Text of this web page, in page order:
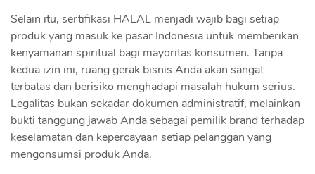
Selain itu, sertifikasi HALAL menjadi wajib bagi setiap
produk yang masuk ke pasar Indonesia untuk memberikan
kenyamanan spiritual bagi mayoritas konsumen. Tanpa
kedua izin ini, ruang gerak bisnis Anda akan sangat
terbatas dan berisiko menghadapi masalah hukum serius.
Legalitas bukan sekadar dokumen administratif, melainkan
bukti tanggung jawab Anda sebagai pemilik brand terhadap
keselamatan dan kepercayaan setiap pelanggan yang
mengonsumsi produk Anda.